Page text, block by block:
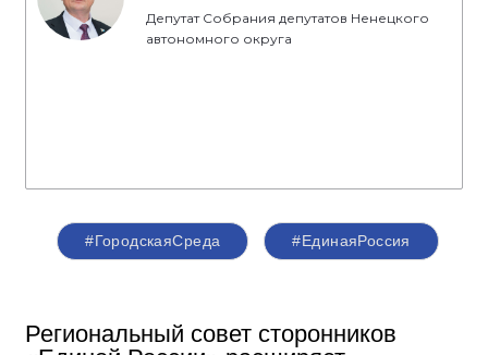
Депутат Собрания депутатов Ненецкого
автономного округа
#ГородскаяСреда #ЕдинаяРоссия
Региональный совет сторонников